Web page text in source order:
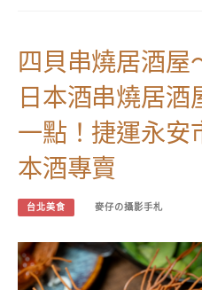
四貝串燒居酒屋
日本酒串燒居酒
一點！捷運永安
本酒專賣
台北美食 麥仔の攝影手札